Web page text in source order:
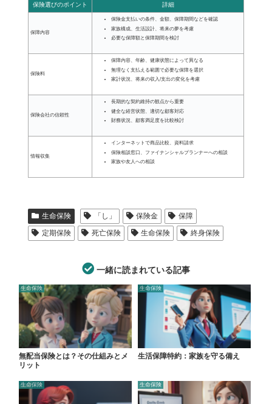
保険選びのポイント 詳細
保障内容
保険金支払いの条件、金額、保障期間などを確認
家族構成、生活設計、将来の夢を考慮
必要な保障額と保障期間を検討
保険料
保障内容、年齢、健康状態によって異なる
無理なく支払える範囲で必要な保障を選択
家計状況、将来の収入/支出の変化を考慮
保険会社の信頼性
長期的な契約維持の観点から重要
健全な経営状態、適切な顧客対応
財務状況、顧客満足度を比較検討
情報収集
インターネットで商品比較、資料請求
保険相談窓口、ファイナンシャルプランナーへの相談
家族や友人への相談
生命保険 「し」 保険金
保障
定期保険
死亡保険 生命保険 終身保険
一緒に読まれている記事
生命保険
無配当保険とは？その仕組みとメ
リット
生命保険
生活保障特約：家族を守る備え
生命保険 生命保険